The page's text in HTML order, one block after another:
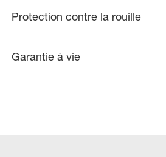
Protection contre la rouille
Garantie à vie